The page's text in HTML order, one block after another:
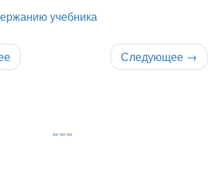
учебника
Следующее →